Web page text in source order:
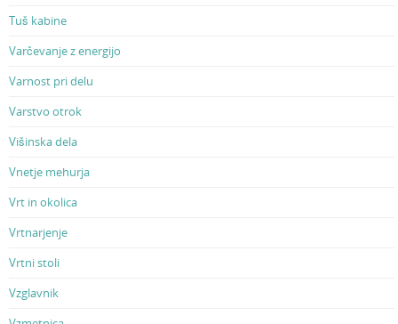
Tuš kabine
Varčevanje z energijo
Varnost pri delu
Varstvo otrok
Višinska dela
Vnetje mehurja
Vrt in okolica
Vrtnarjenje
Vrtni stoli
Vzglavnik